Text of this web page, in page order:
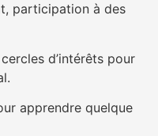
participation à des
d’intérêts pour
apprendre quelque